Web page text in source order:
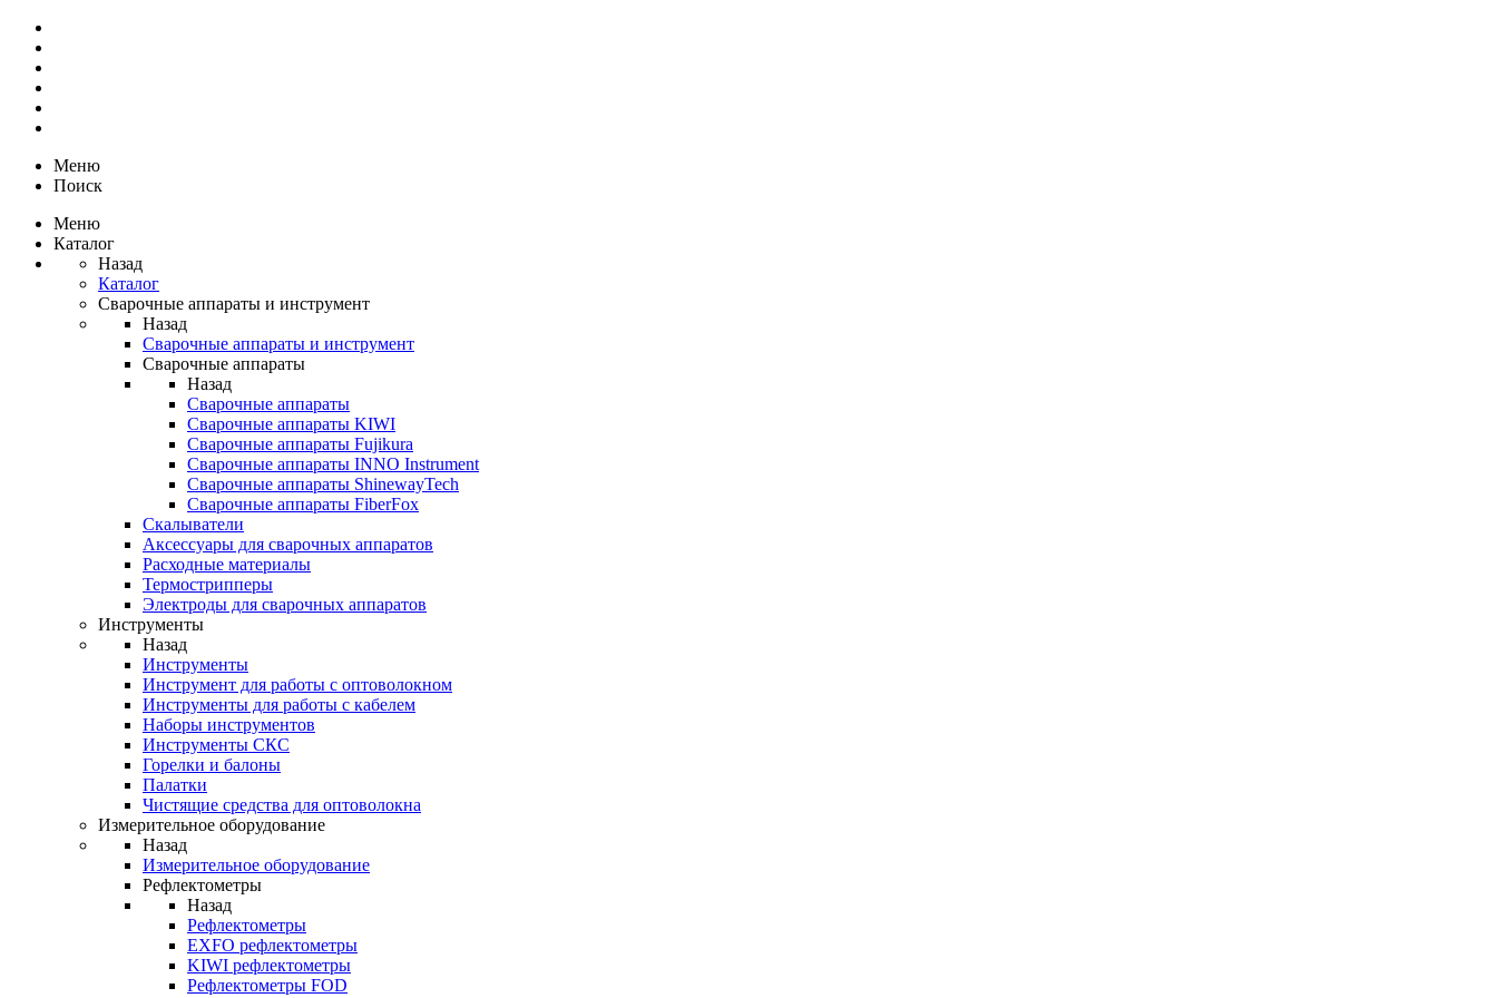
Меню
Поиск
Меню
Каталог
Назад
Каталог
Сварочные аппараты и инструмент
Назад
Сварочные аппараты и инструмент
Сварочные аппараты
Назад
Сварочные аппараты
Сварочные аппараты KIWI
Сварочные аппараты Fujikura
Сварочные аппараты INNO Instrument
Сварочные аппараты ShinewayTech
Cварочные аппараты FiberFox
Скалыватели
Аксессуары для сварочных аппаратов
Расходные материалы
Термострипперы
Электроды для сварочных аппаратов
Инструменты
Назад
Инструменты
Инструмент для работы с оптоволокном
Инструменты для работы с кабелем
Наборы инструментов
Инструменты СКС
Горелки и балоны
Палатки
Чистящие средства для оптоволокна
Измерительное оборудование
Назад
Измерительное оборудование
Рефлектометры
Назад
Рефлектометры
EXFO рефлектометры
KIWI рефлектометры
Рефлектометры FOD